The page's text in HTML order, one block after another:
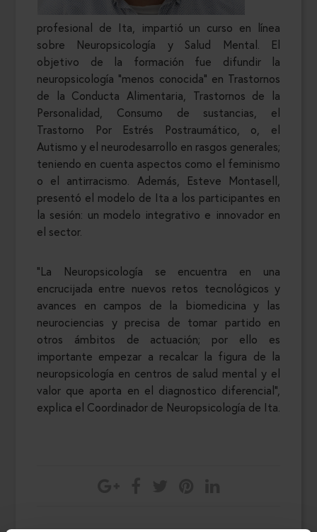
profesional de Ita, impartió un curso en línea
sobre Neuropsicología y Salud Mental. El
objetivo de la formación fue difundir la
neuropsicología “menos conocida” en Trastornos
de la Conducta Alimentaria, Trastornos de la
Personalidad, Consumo de sustancias, el
Trastorno Por Estrés Postraumático, o, el
Autismo y el neurodesarrollo en rasgos generales;
teniendo en cuenta aspectos como el feminismo
o el antirracismo. Además, Esteve Montasell,
presentó el modelo de Ita a los participantes en
la sesión: un modelo integrativo e innovador en
el sector.
"La Neuropsicología se encuentra en una
encrucijada entre nuevos retos tecnológicos y
avances en campos de la biomedicina y las
neurociencias y precisa de tomar partido en
otros ámbitos de actuación; por ello es
importante empezar a recalcar la figura de la
neuropsicología en centros de salud mental y el
valor que aporta en el diagnostico diferencial",
explica el Coordinador de Neuropsicología de Ita.